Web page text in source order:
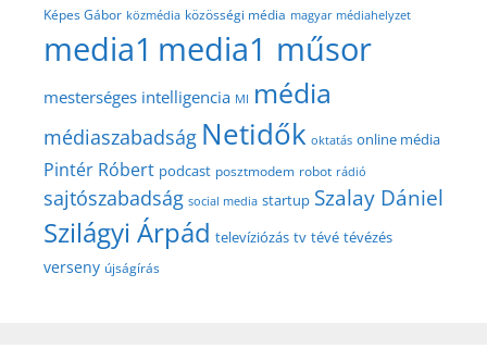
Képes Gábor közmédia közösségi média magyar médiahelyzet
media1 media1 műsor
mesterséges intelligencia MI média
médiaszabadság Netidők oktatás online média
Pintér Róbert podcast posztmodem robot rádió
sajtószabadság social media startup Szalay Dániel
Szilágyi Árpád televíziózás tv tévé tévézés
verseny újságírás